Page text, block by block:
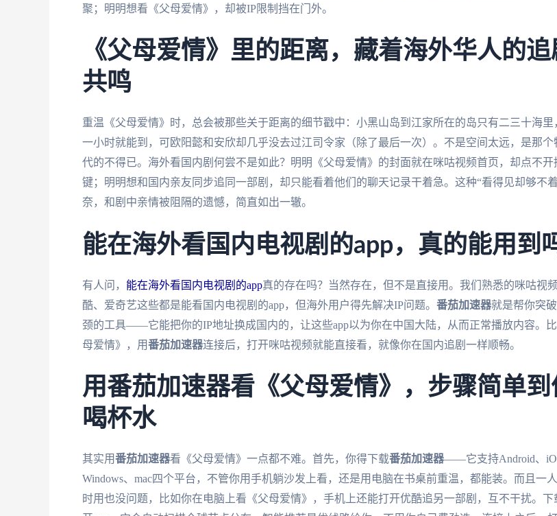
聚；明明想看《父母爱情》，却被IP限制挡在门外。
《父母爱情》里的距离，藏着海外华人的追
共鸣
重温《父母爱情》时，总会被那些关于距离的细节戳中：小黑山岛到江家所在的岛只有二三十海里
一小时就能到，可欧阳懿和安欣却几乎没去过江司令家（除了最后一次）。不是空间太远，是那个
代的不得已。海外看国内剧何尝不是如此？明明《父母爱情》的封面就在咪咕视频首页，却点不开
键；明明想和国内亲友同步追同一部剧，却只能看着他们的聊天记录干着急。这种“看得见却够不
奈，和剧中亲情被阻隔的遗憾，简直如出一辙。
能在海外看国内电视剧的app，真的能用到
有人问， 能在海外看国内电视剧的app真的存在吗？当然存在，但不是直接用。我们熟悉的咪咕视
酷、爱奇艺这些都是能看国内电视剧的app，但海外用户得先解决IP问题。 番茄加速器就是帮你突
颈的工具——它能把你的IP地址换成国内的，让这些app以为你在中国大陆，从而正常播放内容。
母爱情》，用番茄加速器连接后，打开咪咕视频就能直接看，就像你在国内追剧一样顺畅。
用番茄加速器看《父母爱情》，步骤简单到
喝杯水
其实用番茄加速器看《父母爱情》一点都不难。首先，你得下载番茄加速器——它支持Android、
Windows、mac四个平台，不管你用手机躺沙发上看，还是用电脑在书桌前重温，都能装。而且一
时用也没问题，比如你在电脑上看《父母爱情》，手机上还能打开优酷追另一部剧，互不干扰。下